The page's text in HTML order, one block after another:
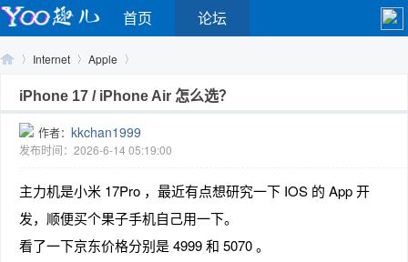
首页 论坛
Internet
›
Apple
›
iPhone 17 / iPhone Air 怎么选？
作者： kkchan1999
发布时间：2026-6-14 05:19:00
主力机是小米 17Pro ，最近有点想研究一下 IOS 的 App 开
发，顺便买个果子手机自己用一下。
看了一下京东价格分别是 4999 和 5070 。